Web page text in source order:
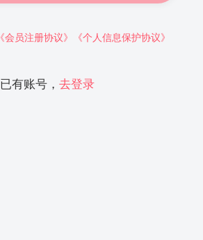
《会员注册协议》 《个人信息保护协议》
已有账号， 去登录